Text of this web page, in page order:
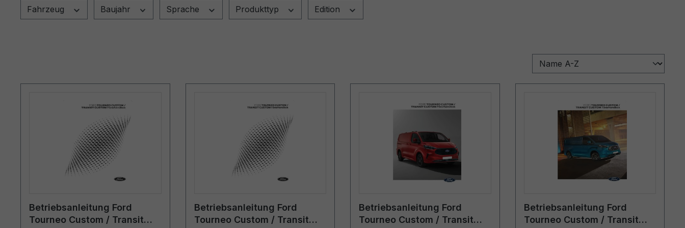
Fahrzeug Baujahr Sprache Produkttyp Edition
Betriebsanleitung Ford
Tourneo Custom / Transit
Betriebsanleitung Ford
Tourneo Custom / Transit
Betriebsanleitung Ford
Tourneo Custom / Transit
Betriebsanleitung Ford
Tourneo Custom / Transit